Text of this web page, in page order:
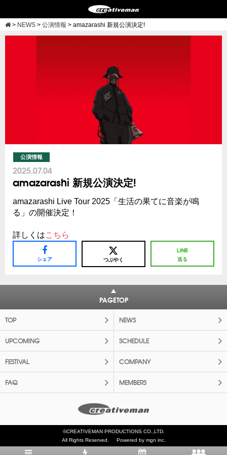
> NEWS > 公演情報 > amazarashi 新規公演決定!
公演情報
2025.07.04
amazarashi 新規公演決定!
amazarashi Live Tour 2025「生活の果てに音楽が鳴
る」の開催決定！
詳しくはこちら
シェア つぶやく 送る
PAGETOP
TOP NEWS
UPCOMING SCHEDULE
FESTIVAL COMPANY
FAQ MEMBERS
©CREATIVEMAN PRODUCTIONS CO.,LTD.
All Rights Reserved.
Powered by mgn inc.